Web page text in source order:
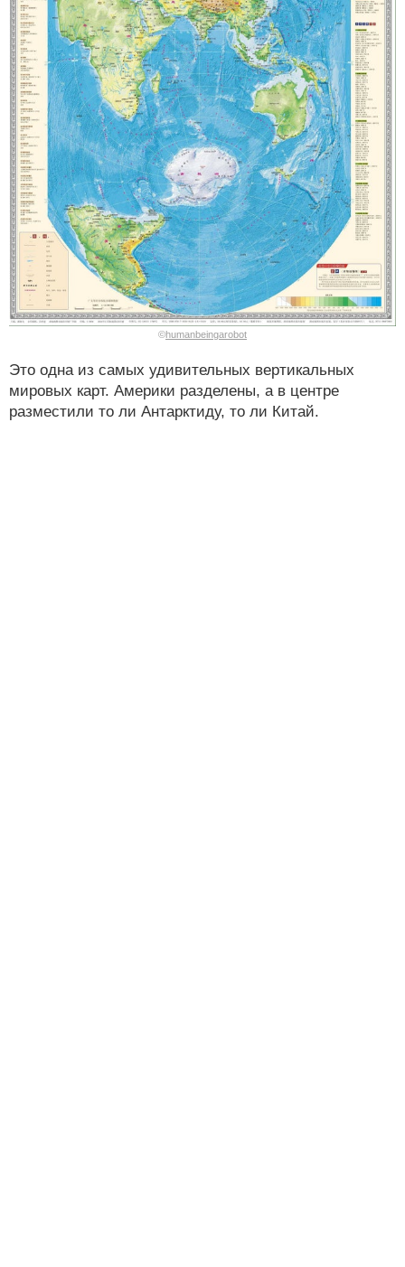
©humanbeingarobot
Это одна из самых удивительных вертикальных
мировых карт. Америки разделены, а в центре
разместили то ли Антарктиду, то ли Китай.